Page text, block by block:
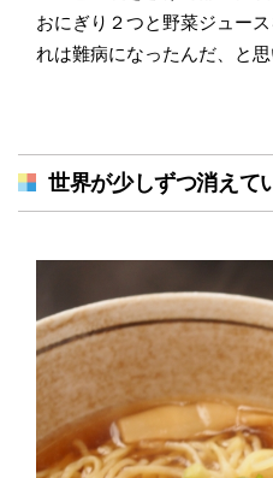
おにぎり２つと野菜ジュー
れは難病になったんだ、と思
世界が少しずつ消えて